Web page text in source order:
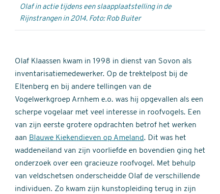
Olaf in actie tijdens een slaapplaatstelling in de
Rijnstrangen in 2014. Foto: Rob Buiter
Olaf Klaassen kwam in 1998 in dienst van Sovon als
inventarisatiemedewerker. Op de trektelpost bij de
Eltenberg en bij andere tellingen van de
Vogelwerkgroep Arnhem e.o. was hij opgevallen als een
scherpe vogelaar met veel interesse in roofvogels. Een
van zijn eerste grotere opdrachten betrof het werken
aan Blauwe Kiekendieven op Ameland. Dit was het
waddeneiland van zijn voorliefde en bovendien ging het
onderzoek over een gracieuze roofvogel. Met behulp
van veldschetsen onderscheidde Olaf de verschillende
individuen. Zo kwam zijn kunstopleiding terug in zijn